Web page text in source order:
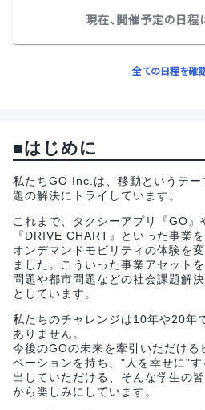
現在、開催予定の日程
全ての日程を確
■はじめに
私たちGO Inc.は、移動というテー
題の解決にトライしています。
これまで、タクシーアプリ『GO』
『DRIVE CHART』といった事業
オンデマンドモビリティの体験を
ました。こういった事業アセット
問題や都市問題などの社会課題解
としています。
私たちのチャレンジは10年や20年
ありません。
今後のGOの未来を牽引いただける
ベーションを持ち、"人を幸せに"
出していただける、そんな学生の
から楽しみにしています。